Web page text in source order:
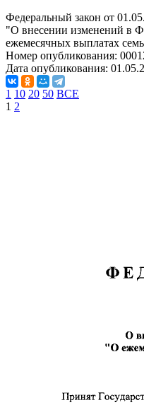
Федеральный закон от
"О внесении изменений в
ежемесячных выплатах
Номер опубликования:
Дата опубликования:
1 10 20 50 ВСЕ
1 2